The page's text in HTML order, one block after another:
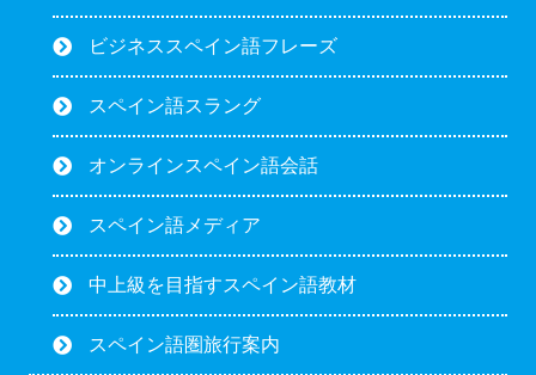
ビジネススペイン語フレーズ
スペイン語スラング
オンラインスペイン語会話
スペイン語メディア
中上級を目指すスペイン語教材
スペイン語圏旅行案内